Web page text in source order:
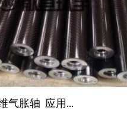
气胀轴 应用...